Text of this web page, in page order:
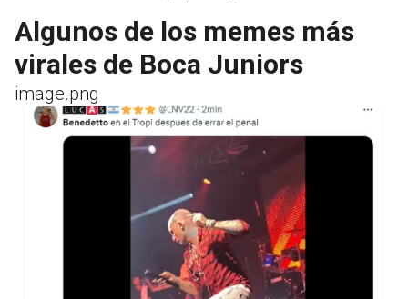
Algunos de los memes más
virales de Boca Juniors
image.png